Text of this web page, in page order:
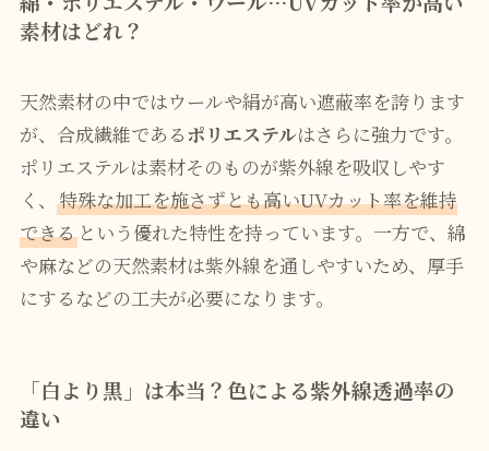
素材はどれ？
天然素材の中ではウールや絹が高い遮蔽率を誇ります
が、合成繊維である ポリエステルはさらに強力です。
ポリエステルは素材そのものが紫外線を吸収しやす
く、 特殊な加工を施さずとも高いUVカット率を維持
できるという優れた特性を持っています。一方で、綿
や麻などの天然素材は紫外線を通しやすいため、厚手
にするなどの工夫が必要になります。
「白より黒」は本当？色による紫外線透過率の
違い